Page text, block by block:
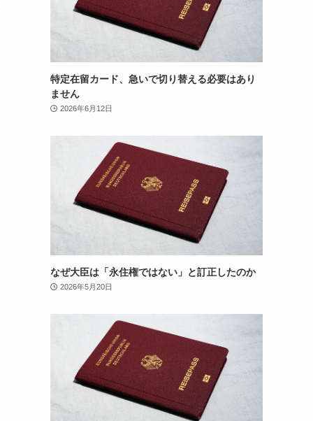
特定在留カード、急いで切り替える必要はあり
ません
2026年6月12日
なぜ大臣は「永住権ではない」と訂正したのか
2026年5月20日